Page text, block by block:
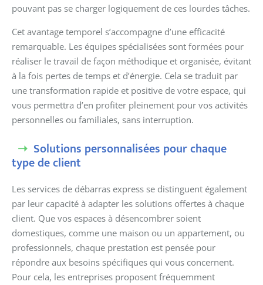
pouvant pas se charger logiquement de ces lourdes tâches.
Cet avantage temporel s’accompagne d’une efficacité
remarquable. Les équipes spécialisées sont formées pour
réaliser le travail de façon méthodique et organisée, évitant
à la fois pertes de temps et d’énergie. Cela se traduit par
une transformation rapide et positive de votre espace, qui
vous permettra d’en profiter pleinement pour vos activités
personnelles ou familiales, sans interruption.
Solutions personnalisées pour chaque
type de client
Les services de débarras express se distinguent également
par leur capacité à adapter les solutions offertes à chaque
client. Que vos espaces à désencombrer soient
domestiques, comme une maison ou un appartement, ou
professionnels, chaque prestation est pensée pour
répondre aux besoins spécifiques qui vous concernent.
Pour cela, les entreprises proposent fréquemment